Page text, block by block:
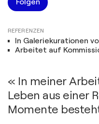
Folgen
REFERENZEN
In Galeriekurationen
Arbeitet auf
« In meiner
Leben aus einer
Momente